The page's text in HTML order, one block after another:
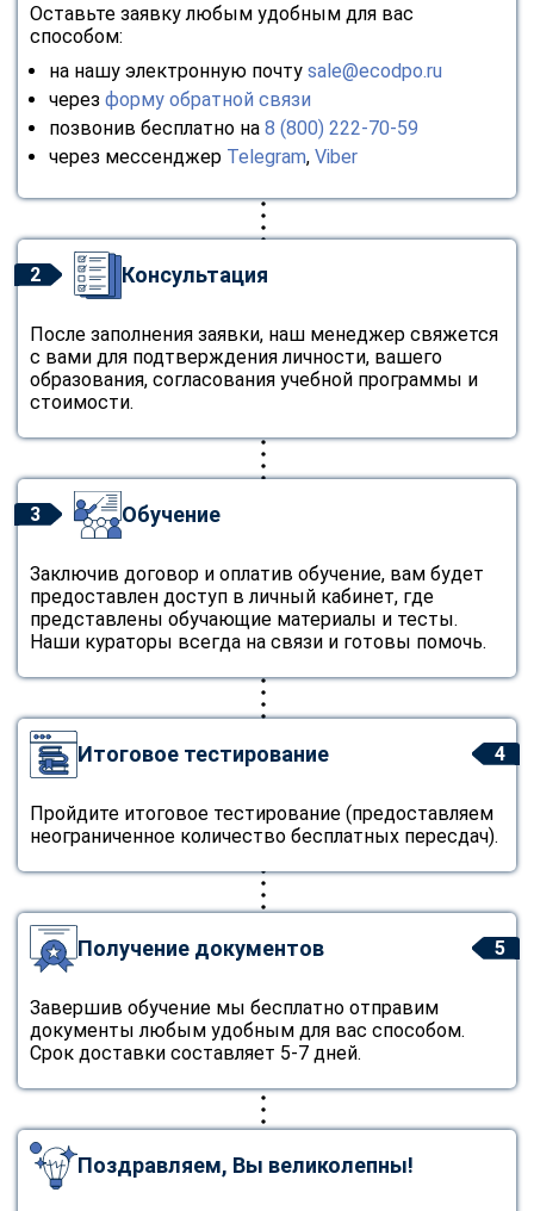
Оставьте заявку любым удобным для вас
способом:
на нашу электронную почту sale@ecodpo.ru
через форму обратной связи
позвонив бесплатно на 8 (800) 222-70-59
через мессенджер Telegram, Viber
2 Консультация
После заполнения заявки, наш менеджер свяжется
с вами для подтверждения личности, вашего
образования, согласования учебной программы и
стоимости.
3 Обучение
Заключив договор и оплатив обучение, вам будет
предоставлен доступ в личный кабинет, где
представлены обучающие материалы и тесты.
Наши кураторы всегда на связи и готовы помочь.
4
Итоговое тестирование
Пройдите итоговое тестирование (предоставляем
неограниченное количество бесплатных пересдач).
5
Получение документов
Завершив обучение мы бесплатно отправим
документы любым удобным для вас способом.
Срок доставки составляет 5-7 дней.
Поздравляем, Вы великолепны!